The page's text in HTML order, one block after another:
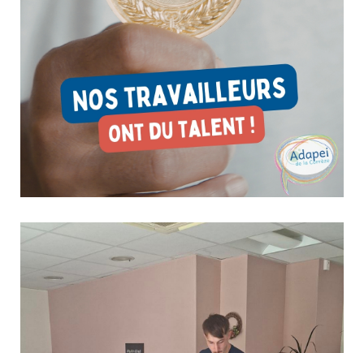
Nos travailleurs ont du talent !
Culture & Loisirs
À travers leur engagement, leur créativité et leur savoir-
faire, les travailleurs de nos ESAT démontrent chaque
plusieurs d'entre eux se sont illustrés lors de concours
régionaux et de sélections nationales organisés...